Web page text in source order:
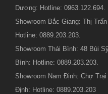
Dương: Hotline: 0963.122.694.
Showroom Bắc Giang: Thị
Hotline: 0889.203.203.
Showroom Thái Bình: 48 Bùi
Bình: Hotline: 0889.203.203.
Showroom Nam Định: Chợ
Định: Hotline: 0889.203.203